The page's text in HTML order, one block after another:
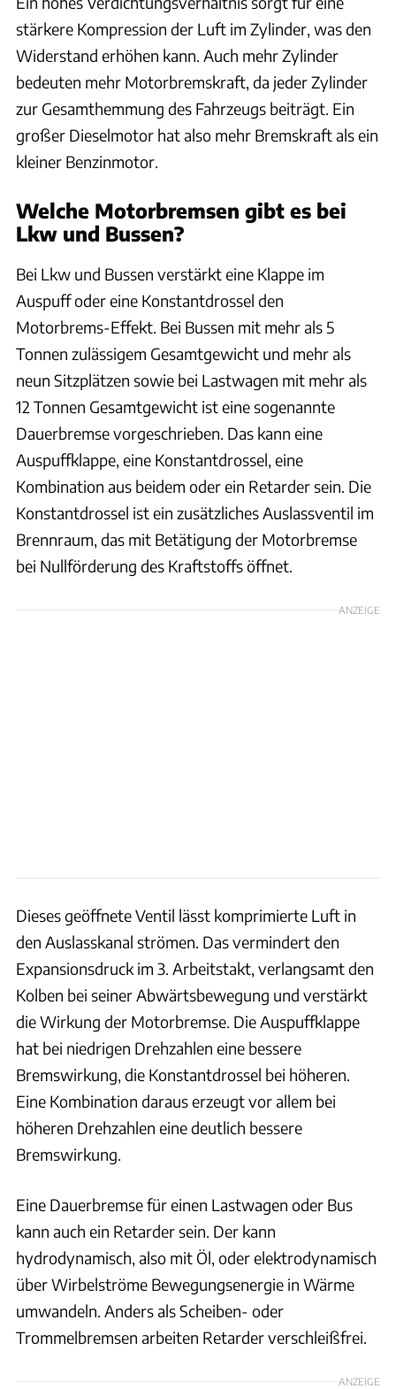
stärkere Kompression der Luft im Zylinder, was den
Widerstand erhöhen kann. Auch mehr Zylinder
bedeuten mehr Motorbremskraft, da jeder Zylinder
zur Gesamthemmung des Fahrzeugs beiträgt. Ein
großer Dieselmotor hat also mehr Bremskraft als ein
kleiner Benzinmotor.
Welche Motorbremsen gibt es bei
Lkw und Bussen?
Bei Lkw und Bussen verstärkt eine Klappe im
Auspuff oder eine Konstantdrossel den
Motorbrems-Effekt. Bei Bussen mit mehr als 5
Tonnen zulässigem Gesamtgewicht und mehr als
neun Sitzplätzen sowie bei Lastwagen mit mehr als
12 Tonnen Gesamtgewicht ist eine sogenannte
Dauerbremse vorgeschrieben. Das kann eine
Auspuffklappe, eine Konstantdrossel, eine
Kombination aus beidem oder ein Retarder sein. Die
Konstantdrossel ist ein zusätzliches Auslassventil im
Brennraum, das mit Betätigung der Motorbremse
bei Nullförderung des Kraftstoffs öffnet.
ANZEIGE
Dieses geöffnete Ventil lässt komprimierte Luft in
den Auslasskanal strömen. Das vermindert den
Expansionsdruck im 3. Arbeitstakt, verlangsamt den
Kolben bei seiner Abwärtsbewegung und verstärkt
die Wirkung der Motorbremse. Die Auspuffklappe
hat bei niedrigen Drehzahlen eine bessere
Bremswirkung, die Konstantdrossel bei höheren.
Eine Kombination daraus erzeugt vor allem bei
höheren Drehzahlen eine deutlich bessere
Bremswirkung.
Eine Dauerbremse für einen Lastwagen oder Bus
kann auch ein Retarder sein. Der kann
hydrodynamisch, also mit Öl, oder elektrodynamisch
über Wirbelströme Bewegungsenergie in Wärme
umwandeln. Anders als Scheiben- oder
Trommelbremsen arbeiten Retarder verschleißfrei.
ANZEIGE